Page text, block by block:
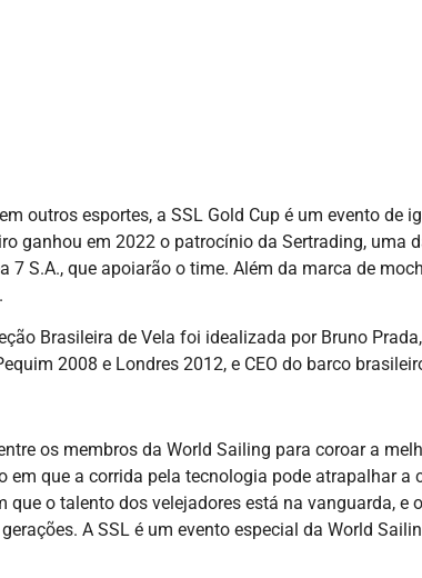
outros esportes, a SSL Gold Cup é um evento de
ganhou em 2022 o patrocínio da Sertrading, uma
7 S.A., que apoiarão o time. Além da marca de
Brasileira de Vela foi idealizada por Bruno Prada,
2008 e Londres 2012, e CEO do barco
os membros da World Sailing para coroar a
que a corrida pela tecnologia pode atrapalhar a
o talento dos velejadores está na vanguarda, e
A SSL é um evento especial da World